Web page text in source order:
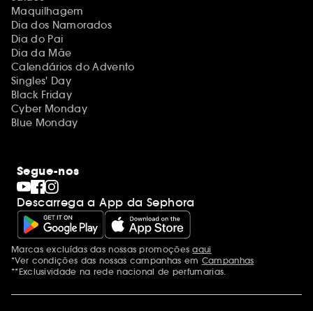
Maquilhagem
Dia dos Namorados
Dia do Pai
Dia da Mãe
Calendários do Advento
Singles' Day
Black Friday
Cyber Monday
Blue Monday
Segue-nos
Descarrega a App da Sephora
Menções adicionais
Marcas excluídas das nossas promoçõesaqui
*Ver condições das nossas campanhas em Campanhas
**Exclusividade na rede nacional de perfumarias.